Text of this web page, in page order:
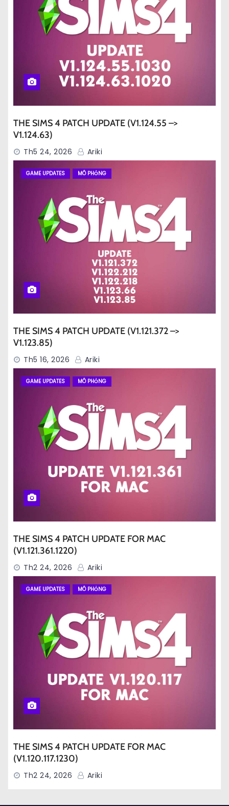
THE SIMS 4 PATCH UPDATE (V1.124.55 –>
V1.124.63)
Th5 24, 2026 Ariki
GAME UPDATES MÔ PHỎNG
THE SIMS 4 PATCH UPDATE (V1.121.372 –>
V1.123.85)
Th5 16, 2026 Ariki
GAME UPDATES MÔ PHỎNG
THE SIMS 4 PATCH UPDATE FOR MAC
(V1.121.361.1220)
Th2 24, 2026 Ariki
GAME UPDATES MÔ PHỎNG
THE SIMS 4 PATCH UPDATE FOR MAC
(V1.120.117.1230)
Th2 24, 2026 Ariki